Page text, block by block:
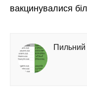
вакцинувалися
Пильний